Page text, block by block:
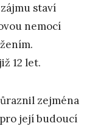
staví
nemocí
12 let.
zejména
její budoucí